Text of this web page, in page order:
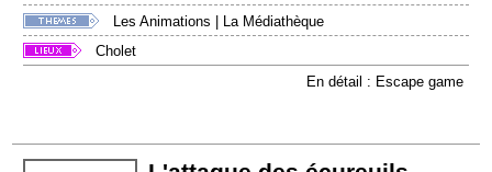
Les Animations
La Médiathèque
Cholet
En détail : Escape game